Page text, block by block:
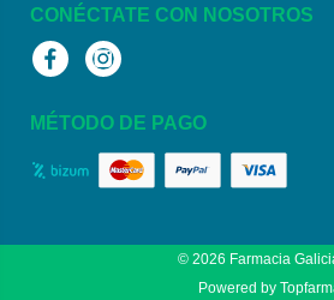
CONÉCTATE CON NOSOTROS
FacebookInstagram
MÉTODO DE PAGO
© 2026 Farmacia
Powered by